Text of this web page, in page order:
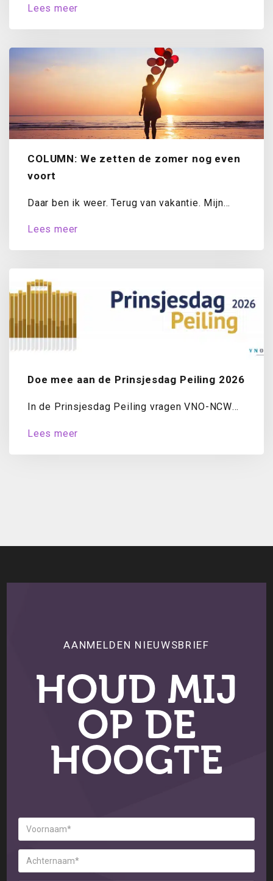
Lees meer
COLUMN: We zetten de zomer nog even
voort
Daar ben ik weer. Terug van vakantie. Mijn
Lees meer
Doe mee aan de Prinsjesdag Peiling 2026
In de Prinsjesdag Peiling vragen VNO-NCW
Lees meer
AANMELDEN NIEUWSBRIEF
HOUD MIJ
OP DE
HOOGTE